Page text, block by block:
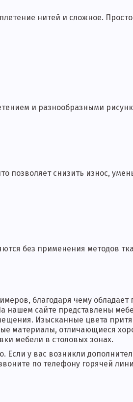
нитей и сложное.
и разнообразными
позволяет снизить износ,
без применения методов
благодаря чему
нашем сайте представлены
Изысканные цвета
материалы, отличающиеся
мебели в столовых зонах.
у вас возникли
по телефону горячей